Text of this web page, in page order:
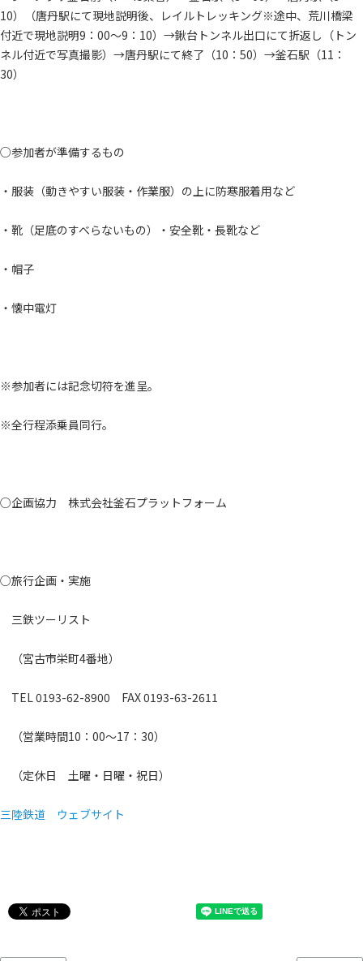
10）（唐丹駅にて現地説明後、レイルトレッキング※途中、荒川橋梁
付近で現地説明9：00～9：10）→鍬台トンネル出口にて折返し（トン
ネル付近で写真撮影）→唐丹駅にて終了（10：50）→釜石駅（11：
30）
○参加者が準備するもの
・服装（動きやすい服装・作業服）の上に防寒服着用など
・靴（足底のすべらないもの）・安全靴・長靴など
・帽子
・懐中電灯
※参加者には記念切符を進呈。
※全行程添乗員同行。
○企画協力 株式会社釜石プラットフォーム
○旅行企画・実施
三鉄ツーリスト
（宮古市栄町4番地）
TEL 0193-62-8900 FAX 0193-63-2611
（営業時間10：00～17：30）
（定休日 土曜・日曜・祝日）
三陸鉄道 ウェブサイト